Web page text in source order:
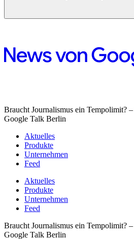
Braucht Journalismus ein Tempolimit?
Google Talk Berlin
Aktuelles
Produkte
Unternehmen
Feed
Aktuelles
Produkte
Unternehmen
Feed
Braucht Journalismus ein Tempolimit?
Google Talk Berlin